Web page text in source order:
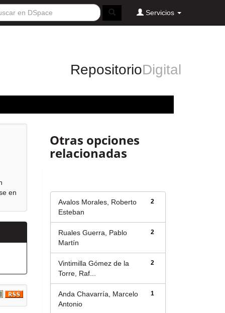
Servicios
RepositorioDigital
en
Otras opciones
relacionadas
2
Avalos Morales, Roberto
Esteban
2
Ruales Guerra, Pablo
Martín
2
Vintimilla Gómez de la
Torre, Raf...
1
Anda Chavarría, Marcelo
Antonio